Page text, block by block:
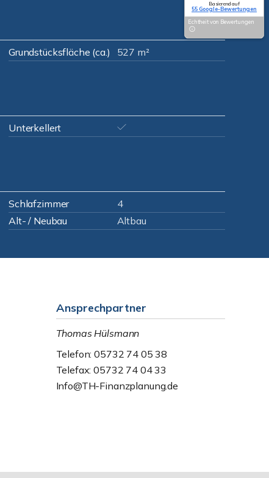
Grundstücksfläche (ca.)
527 m²
Unterkellert
Schlafzimmer
4
Alt- / Neubau Altbau
Ansprechpartner
Thomas Hülsmann
Telefon: 05732 74 05 38
Telefax: 05732 74 04 33
Info@TH-Finanzplanung.de
Basierend auf
55 Google-Bewertungen
Echtheit von Bewertungen